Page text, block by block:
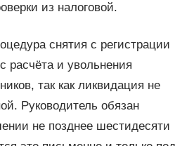
из налоговой.
снятия с регистрации
расчёта и увольнения
так как ликвидация не
Руководитель обязан
не позднее шестидесяти